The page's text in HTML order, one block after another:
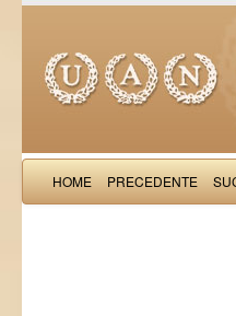
HOME PRECEDENTE